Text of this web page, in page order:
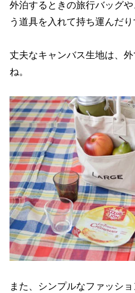
外泊するときの旅行バッグ
う道具を入れて持ち運んだ
丈夫なキャンバス生地は、
ね。
また、シンプルなファッシ